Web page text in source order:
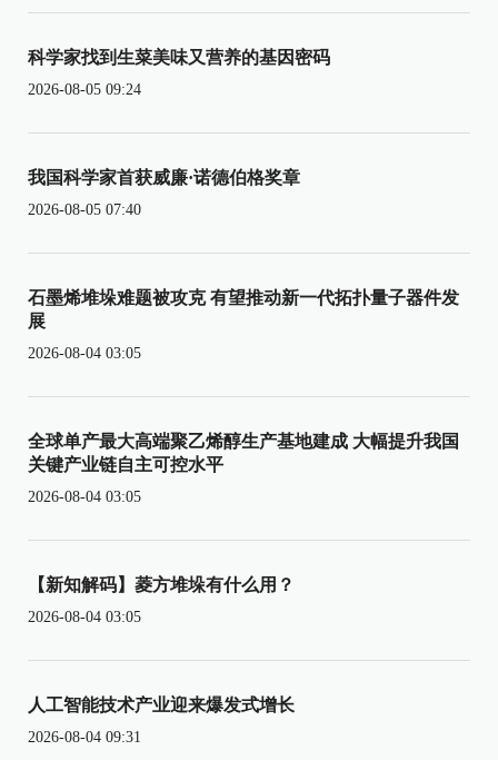
科学家找到生菜美味又营养的基因密码
2026-08-05 09:24
我国科学家首获威廉·诺德伯格奖章
2026-08-05 07:40
石墨烯堆垛难题被攻克 有望推动新一代拓扑量子器件发
展
2026-08-04 03:05
全球单产最大高端聚乙烯醇生产基地建成 大幅提升我国
关键产业链自主可控水平
2026-08-04 03:05
【新知解码】菱方堆垛有什么用？
2026-08-04 03:05
人工智能技术产业迎来爆发式增长
2026-08-04 09:31